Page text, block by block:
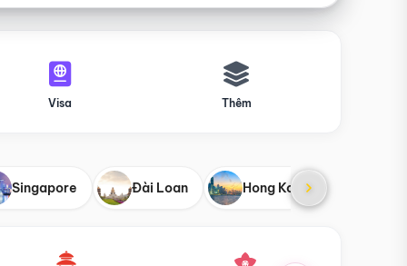
Visa Thêm
Singapore Đài Loan Hong Kong